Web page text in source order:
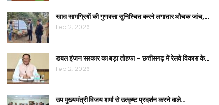
खाद्य सामग्रियों की गुणवत्ता सुनिश्चित करने लगातार औचक जांच,…
Feb 2, 2026
डबल इंजन सरकार का बड़ा तोहफा – छत्तीसगढ़ में रेलवे विकास के…
Feb 2, 2026
उप मुख्यमंत्री विजय शर्मा से उत्कृष्ट प्रदर्शन करने वाले…